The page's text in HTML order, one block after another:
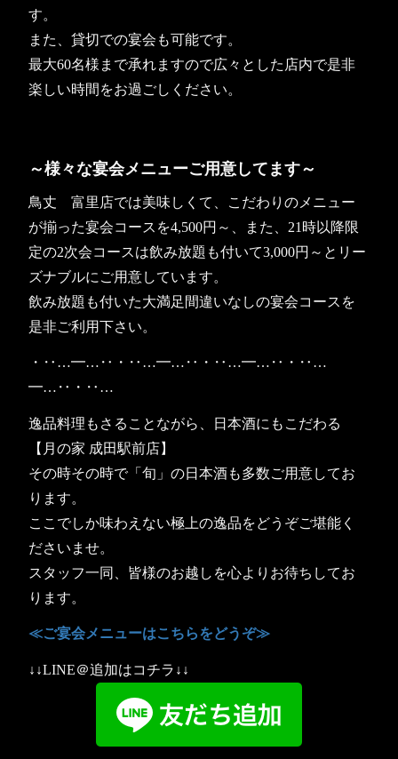
す。
また、貸切での宴会も可能です。
最大60名様まで承れますので広々とした店内で是非
楽しい時間をお過ごしください。
～様々な宴会メニューご用意してます～
鳥丈 富里店では美味しくて、こだわりのメニュー
が揃った宴会コースを4,500円～、また、21時以降限
定の2次会コースは飲み放題も付いて3,000円～とリー
ズナブルにご用意しています。
飲み放題も付いた大満足間違いなしの宴会コースを
是非ご利用下さい。
・‥…━…‥・‥…━…‥・‥…━…‥・‥…
━…‥・‥…
逸品料理もさることながら、日本酒にもこだわる
【月の家 成田駅前店】
その時その時で「旬」の日本酒も多数ご用意してお
ります。
ここでしか味わえない極上の逸品をどうぞご堪能く
ださいませ。
スタッフ一同、皆様のお越しを心よりお待ちしてお
ります。
≪ご宴会メニューはこちらをどうぞ≫
↓↓LINE＠追加はコチラ↓↓